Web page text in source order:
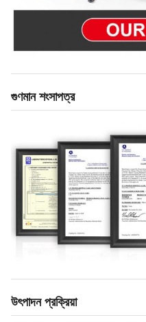
গুণমান শংসাপত্র
উৎপাদন প্রক্রিয়া